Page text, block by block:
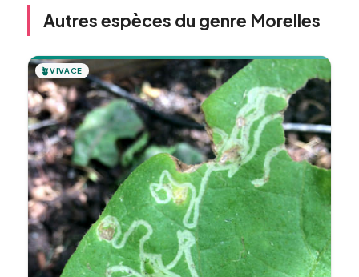
Autres espèces du genre Morelles
🪴VIVACE